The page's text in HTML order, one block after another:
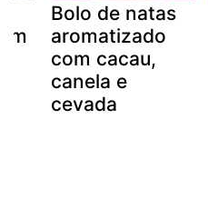
Bolo de natas
aromatizado
com cacau,
canela e
cevada